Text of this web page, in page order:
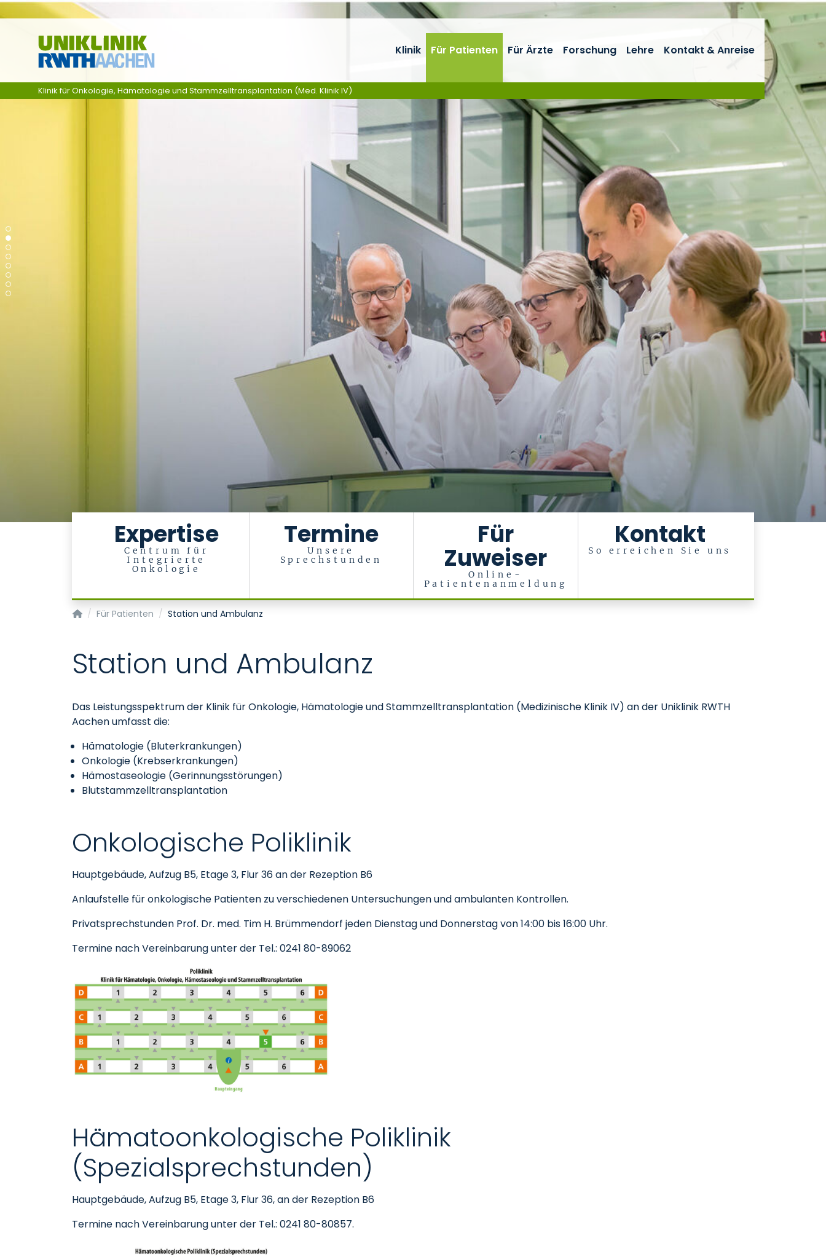
Skip navigation
Expertise
Centrum für
Integrierte
Onkologie
Termine
Unsere
Sprechstunden
Für
Zuweiser
Online-
Patientenanmeldung
Kontakt
So erreichen Sie uns
Klinik Für Patienten Für Ärzte Forschung Lehre Kontakt & Anreise
Klinik für Onkologie, Hämatologie und Stammzelltransplantation (Med. Klinik IV)
Klinik für Onkologie, Hämatologie und Stammzelltransplantation (Med. Klinik IV)
Für Patienten Station und Ambulanz
Station und Ambulanz
Das Leistungsspektrum der Klinik für Onkologie, Hämatologie und Stammzelltransplantation (Medizinische Klinik IV) an der Uniklinik RWTH
Aachen umfasst die:
Hämatologie (Bluterkrankungen)
Onkologie (Krebserkrankungen)
Hämostaseologie (Gerinnungsstörungen)
Blutstammzelltransplantation
Onkologische Poliklinik
Hauptgebäude, Aufzug B5, Etage 3, Flur 36 an der Rezeption B6
Anlaufstelle für onkologische Patienten zu verschiedenen Untersuchungen und ambulanten Kontrollen.
Privatsprechstunden Prof. Dr. med. Tim H. Brümmendorf jeden Dienstag und Donnerstag von 14:00 bis 16:00 Uhr.
Termine nach Vereinbarung unter der Tel.: 0241 80-89062
Hämatoonkologische Poliklinik
(Spezialsprechstunden)
Hauptgebäude, Aufzug B5, Etage 3, Flur 36, an der Rezeption B6
Termine nach Vereinbarung unter der Tel.: 0241 80-80857.